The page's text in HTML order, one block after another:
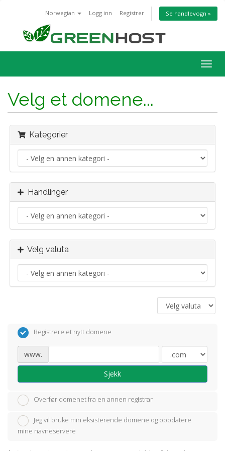
Norwegian Logg inn Registrer Se handlevogn »
Bytt
Velg et domene...
Kategorier
Handlinger
Velg valuta
Registrere et nytt domene
www.
Sjekk
Overfør domenet fra en annen registrar
Jeg vil bruke min eksisterende domene og oppdatere
mine navneservere